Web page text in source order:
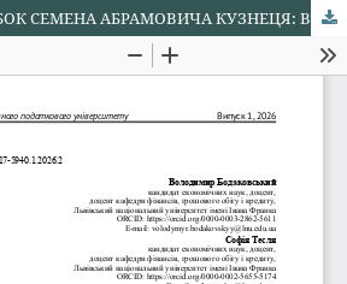
НАУКОВИЙ ДОРОБОК СЕМЕНА АБРАМОВИЧА КУЗНЕЦЯ: ВНЕСОК У РОЗВИТОК СУЧАСНОЇ ФІНАНСОВОЇ НАУКИ